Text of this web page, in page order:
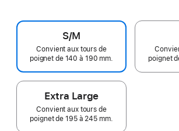
S/M
Convient aux tours de
poignet de 140 à 190 mm.
poignet
Extra Large
Convient aux tours de
poignet de 195 à 245 mm.